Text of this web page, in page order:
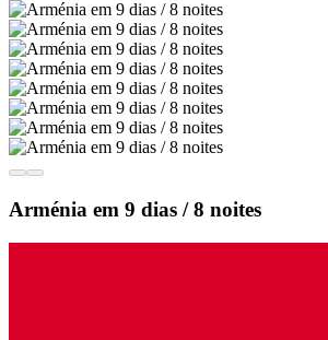
Arménia em 9 dias / 8 noites